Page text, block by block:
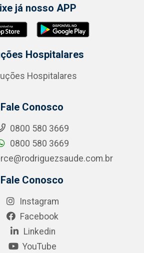
já nosso APP
Hospitalares
Hospitalares
Fale Conosco
0800 580 3669
0800 580 3669
Fale Conosco
Instagram
Facebook
Linkedin
YouTube